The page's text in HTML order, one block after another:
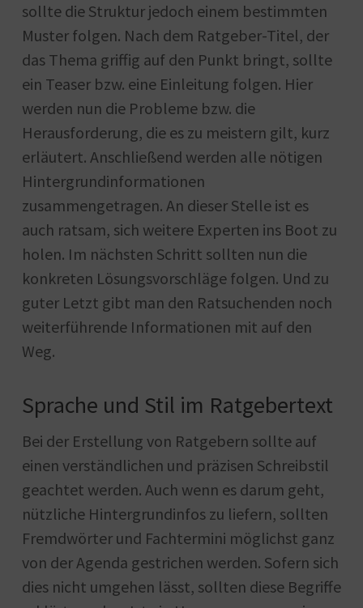
sollte die Struktur jedoch einem bestimmten
Muster folgen. Nach dem Ratgeber-Titel, der
das Thema griffig auf den Punkt bringt, sollte
ein Teaser bzw. eine Einleitung folgen. Hier
werden nun die Probleme bzw. die
Herausforderung, die es zu meistern gilt, kurz
erläutert. Anschließend werden alle nötigen
Hintergrundinformationen
zusammengetragen. An dieser Stelle ist es
auch ratsam, sich weitere Experten ins Boot zu
holen. Im nächsten Schritt sollten nun die
konkreten Lösungsvorschläge folgen. Und zu
guter Letzt gibt man den Ratsuchenden noch
weiterführende Informationen mit auf den
Weg.
Sprache und Stil im Ratgebertext
Bei der Erstellung von Ratgebern sollte auf
einen verständlichen und präzisen Schreibstil
geachtet werden. Auch wenn es darum geht,
nützliche Hintergrundinfos zu liefern, sollten
Fremdwörter und Fachtermini möglichst ganz
von der Agenda gestrichen werden. Sofern sich
dies nicht umgehen lässt, sollten diese Begriffe